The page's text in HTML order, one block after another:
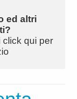
ed altri
qui per